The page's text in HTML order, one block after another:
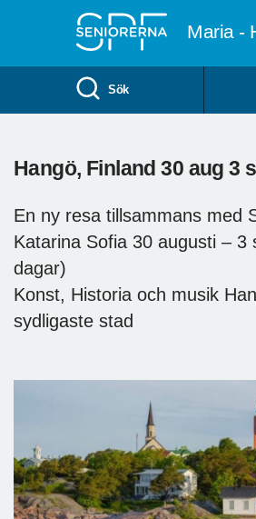
Maria -
Sök
Hangö, Finland 30 aug 3
En ny resa tillsammans med
Katarina Sofia 30 augusti – 3
dagar)
Konst, Historia och musik
sydligaste stad